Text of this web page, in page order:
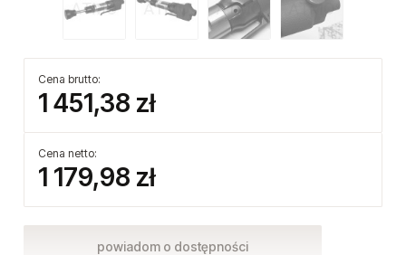
Cena brutto:
1 451,38 zł
Cena netto:
1 179,98 zł
powiadom o dostępności